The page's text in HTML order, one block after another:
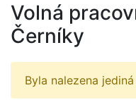
Volná
Černíky
Byla nalezena